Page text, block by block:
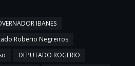
IBANES
Roberio Negreiros
DEPUTADO ROGERIO